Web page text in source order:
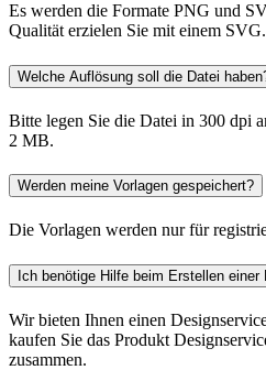
Es werden die Formate PNG und
Qualität erzielen Sie mit einem SVG.
Welche Auflösung soll die Datei
Bitte legen Sie die Datei in 300 dpi
2 MB.
Werden meine Vorlagen gespeichert?
Die Vorlagen werden nur für
Ich benötige Hilfe beim Erstellen einer
Wir bieten Ihnen einen
kaufen Sie das Produkt
zusammen.